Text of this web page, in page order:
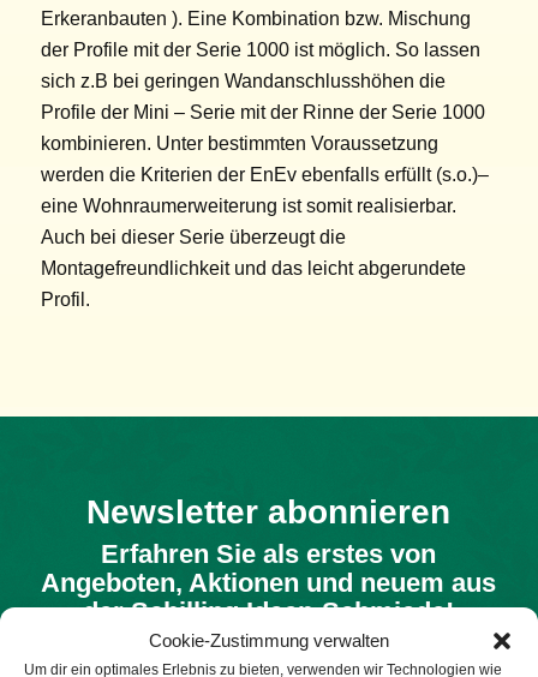
Cookie-Zustimmung verwalten
Um dir ein optimales Erlebnis zu bieten, verwenden wir Technologien wie
Erkeranbauten ). Eine Kombination bzw. Mischung
der Profile mit der Serie 1000 ist möglich. So lassen
sich z.B bei geringen Wandanschlusshöhen die
Profile der Mini – Serie mit der Rinne der Serie 1000
kombinieren. Unter bestimmten Voraussetzung
werden die Kriterien der EnEv ebenfalls erfüllt (s.o.)–
eine Wohnraumerweiterung ist somit realisierbar.
Auch bei dieser Serie überzeugt die
Montagefreundlichkeit und das leicht abgerundete
Profil.
Newsletter abonnieren
Erfahren Sie als erstes von
Angeboten, Aktionen und neuem aus
der Schilling Ideen-Schmiede!